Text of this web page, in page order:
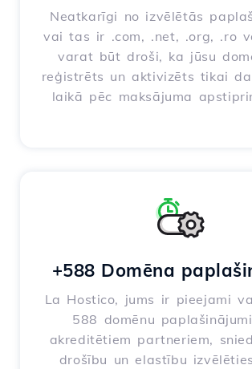
Neatkarīgi no izvēlētās
vai tas ir .com, .net, .org, .ro
varat būt droši, ka jūsu
reģistrēts un aktivizēts tikai
laikā pēc maksājuma
+588 Domēna
La Hostico, jums ir pieejami
588 domēnu
akreditētiem partneriem,
drošību un elastību